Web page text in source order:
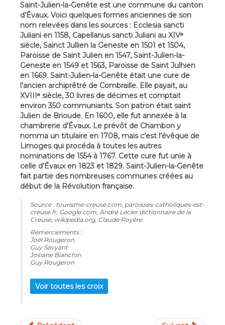
Saint-Julien-la-Genête est une commune du canton
d’Évaux. Voici quelques formes anciennes de son
nom relevées dans les sources : Ecclesia sancti
Juliani en 1158, Capellanus sancti Juliani au XIVᵉ
siècle, Sainct Jullien la Geneste en 1501 et 1504,
Paroisse de Saint Julien en 1547, Saint-Julien-la-
Geneste en 1549 et 1563, Paroisse de Saint Julhien
en 1669. Saint-Julien-la-Genête était une cure de
l’ancien archiprêtré de Combraille. Elle payait, au
XVIIIᵉ siècle, 30 livres de décimes et comptait
environ 350 communiants. Son patron était saint
Julien de Brioude. En 1600, elle fut annexée à la
chambrerie d’Évaux. Le prévôt de Chambon y
nomma un titulaire en 1708, mais c’est l’évêque de
Limoges qui procéda à toutes les autres
nominations de 1554 à 1767. Cette cure fut unie à
celle d’Évaux en 1823 et 1829. Saint-Julien-la-Genête
fait partie des nombreuses communes créées au
début de la Révolution française.
Source : tourisme-creuse.com, paroisses-catholiques-est-
creuse.fr, Google.com, André Lecler dictionnaire de la
Creuse, wikipedia.org, Claude Royère
Remerciements :
Joël Rougeron
Guy Savyant
Josiane Bianchin
Guy Rougeron
Voir toutes les croix